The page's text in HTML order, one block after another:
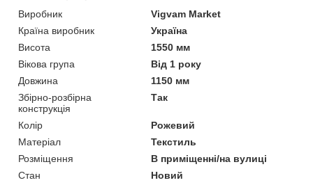
Виробник
Vigvam Market
Країна виробник
Україна
Висота
1550 мм
Вікова група
Від 1 року
Довжина
1150 мм
Збірно-розбірна
конструкція
Так
Колір
Рожевий
Матеріал
Текстиль
Розміщення
В приміщенні/на вулиці
Стан
Новий